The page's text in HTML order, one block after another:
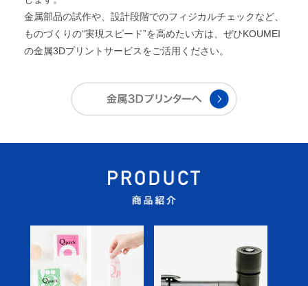
金属部品の試作や、設計段階でのフィジカルチェックなど、
ものづくりの“実現スピード”を高めたい方は、ぜひKOUMEI
の金属3Dプリントサービスをご活用ください。